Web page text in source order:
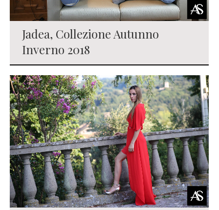
Jadea, Collezione Autunno
Inverno 2018